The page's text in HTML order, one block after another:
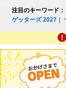
注目のキーワード：
ゲッターズ 2027 ｜